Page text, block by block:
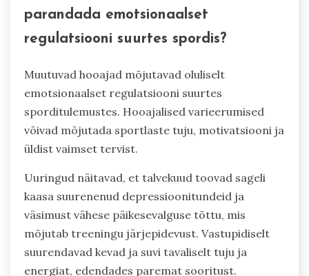
parandada emotsionaalset
regulatsiooni suurtes spordis?
Muutuvad hooajad mõjutavad oluliselt
emotsionaalset regulatsiooni suurtes
sporditulemustes. Hooajalised varieerumised
võivad mõjutada sportlaste tuju, motivatsiooni ja
üldist vaimset tervist.
Uuringud näitavad, et talvekuud toovad sageli
kaasa suurenenud depressioonitundeid ja
väsimust vähese päikesevalguse tõttu, mis
mõjutab treeningu järjepidevust. Vastupidiselt
suurendavad kevad ja suvi tavaliselt tuju ja
energiat, edendades paremat sooritust.